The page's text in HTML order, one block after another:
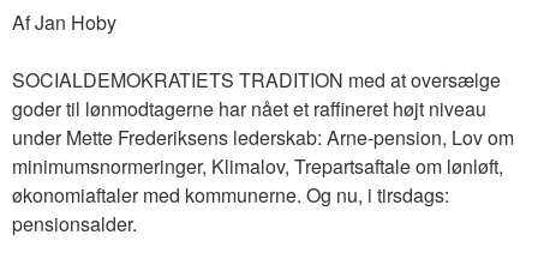
Af Jan Hoby
SOCIALDEMOKRATIETS TRADITION med at oversælge
goder til lønmodtagerne har nået et raffineret højt niveau
under Mette Frederiksens lederskab: Arne-pension, Lov om
minimumsnormeringer, Klimalov, Trepartsaftale om lønløft,
økonomiaftaler med kommunerne. Og nu, i tirsdags:
pensionsalder.